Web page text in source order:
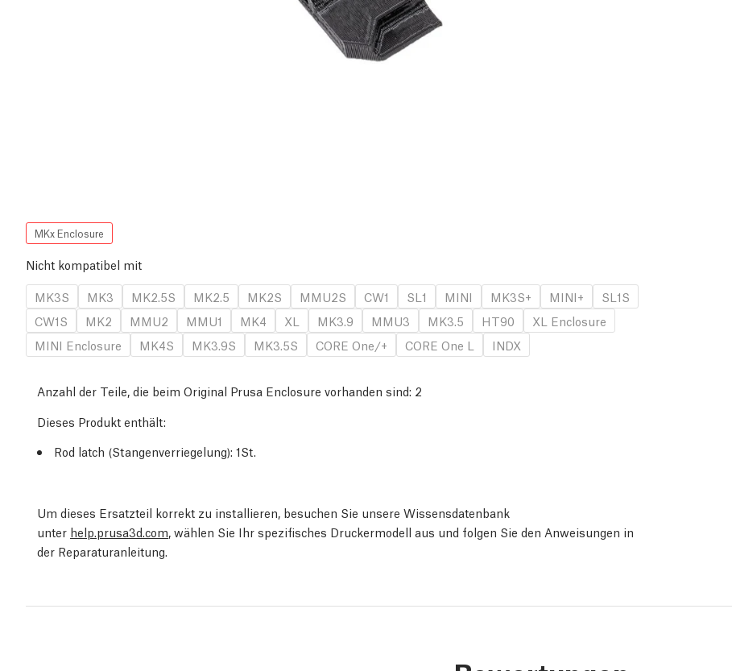
MKx Enclosure
Nicht kompatibel mit
MK3S
MK3 MK2.5S MK2.5 MK2S MMU2S CW1 SL1 MINI MK3S+ MINI+
SL1S
CW1S
MK2 MMU2 MMU1 MK4 XL MK3.9 MMU3 MK3.5 HT90
XL Enclosure
MINI Enclosure
MK4S MK3.9S MK3.5S CORE One/+ CORE One L INDX
Anzahl der Teile, die beim Original Prusa Enclosure vorhanden sind: 2
Dieses Produkt enthält:
Rod latch (Stangenverriegelung): 1St.
Um dieses Ersatzteil korrekt zu installieren, besuchen Sie unsere Wissensdatenbank
unter help.prusa3d.com, wählen Sie Ihr spezifisches Druckermodell aus und folgen Sie den Anweisungen in
der Reparaturanleitung.